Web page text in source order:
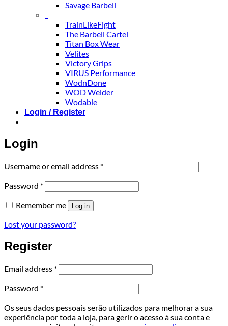
Savage Barbell
TrainLikeFight
The Barbell Cartel
Titan Box Wear
Velites
Victory Grips
VIRUS Performance
WodnDone
WOD Welder
Wodable
Login / Register
Login
Username or email address *Required
Password *Required
Remember me Log in
Lost your password?
Register
Email address *Required
Password *Required
Os seus dados pessoais serão utilizados para melhorar a sua
experiência por toda a loja, para gerir o acesso à sua conta e